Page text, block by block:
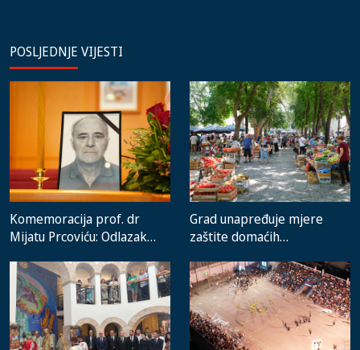
POSLJEDNJE VIJESTI
Komemoracija prof. dr
Mijatu Prcoviću: Odlazak
koji je Trebinje nosio u srcu
Grad unapređuje mjere
zaštite domaćih
pijace